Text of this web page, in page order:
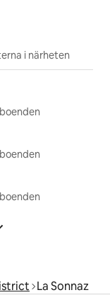
i närheten
La Sonnaz